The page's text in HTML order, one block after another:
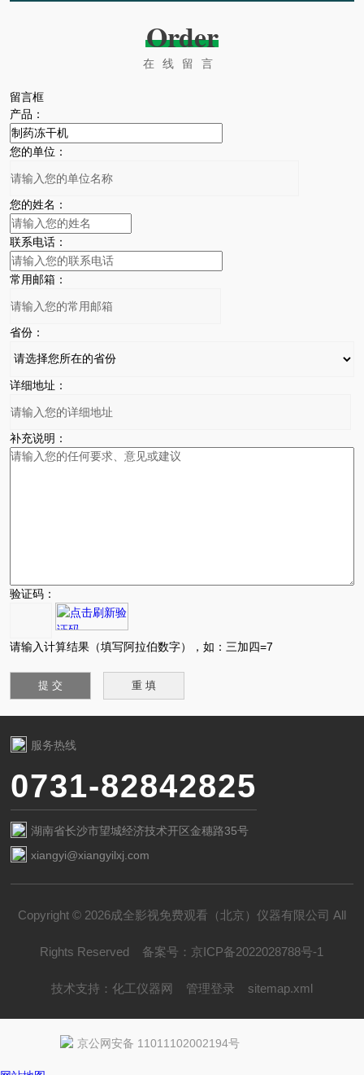
Order
在线留言
留言框
产品：
您的单位：
您的姓名：
联系电话：
常用邮箱：
省份：
详细地址：
补充说明：
验证码：
请输入计算结果（填写阿拉伯数字），如：三加四=7
服务热线
0731-82842825
湖南省长沙市望城经济技术开区金穗路35号
xiangyi@xiangyilxj.com
Copyright © 2026成全影视免费观看（北京）仪器有限公司 All
Rights Reserved 备案号： 京ICP备2022028788号-1
技术支持： 化工仪器网 管理登录 sitemap.xml
京公网安备 11011102002194号